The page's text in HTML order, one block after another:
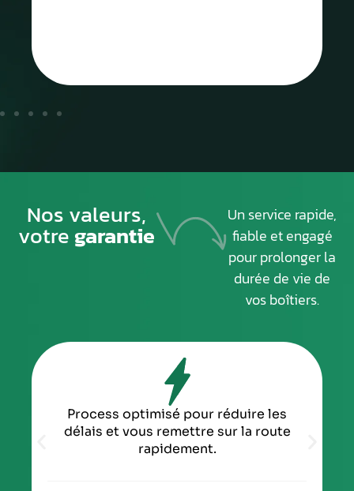
Nos valeurs,
votregarantie
Un service rapide,
fiable et engagé
pour prolonger la
durée de vie de
vos boîtiers.
Process optimisé pour réduire les
délais et vous remettre sur la route
rapidement.